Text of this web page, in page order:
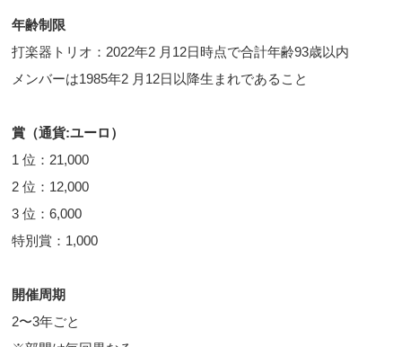
年齢制限
打楽器トリオ：2022年2 月12日時点で合計年齢93歳以内
メンバーは1985年2 月12日以降生まれであること
賞（通貨:ユーロ）
1 位：21,000
2 位：12,000
3 位：6,000
特別賞：1,000
開催周期
2〜3年ごと